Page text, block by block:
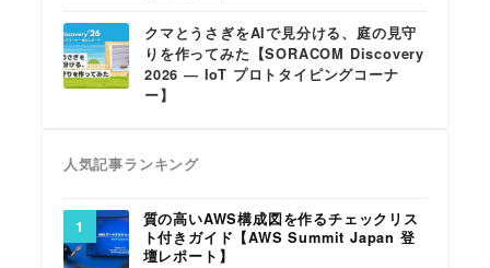
クマとうさぎをAIで見分ける、庭の見守
りを作ってみた【SORACOM Discovery
2026 ― IoT プロトタイピングコーナ
ー】
人気記事ランキング
質の高いAWS構成図を作るチェックリス
ト付きガイド【AWS Summit Japan 登
壇レポート】